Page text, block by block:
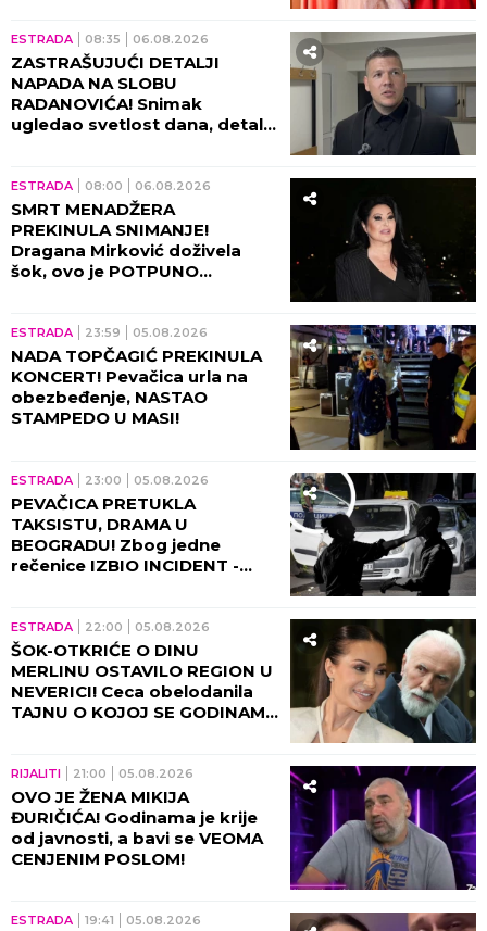
ESTRADA 08:35 06.08.2026
ZASTRAŠUJUĆI DETALJI
NAPADA NA SLOBU
RADANOVIĆA! Snimak
ugledao svetlost dana, detalji
ESTRADA 08:00 06.08.2026
SMRT MENADŽERA
PREKINULA SNIMANJE!
Dragana Mirković doživela
šok, ovo je POTPUNO
ESTRADA 23:59 05.08.2026
NADA TOPČAGIĆ PREKINULA
KONCERT! Pevačica urla na
obezbeđenje, NASTAO
STAMPEDO U MASI!
ESTRADA 23:00 05.08.2026
PEVAČICA PRETUKLA
TAKSISTU, DRAMA U
BEOGRADU! Zbog jedne
rečenice IZBIO INCIDENT -
ESTRADA 22:00 05.08.2026
ŠOK-OTKRIĆE O DINU
MERLINU OSTAVILO REGION U
NEVERICI! Ceca obelodanila
TAJNU O KOJOJ SE GODINAMA
RIJALITI 21:00 05.08.2026
OVO JE ŽENA MIKIJA
ĐURIČIĆA! Godinama je krije
od javnosti, a bavi se VEOMA
CENJENIM POSLOM!
ESTRADA 19:41 05.08.2026